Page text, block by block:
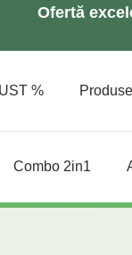
Ofertă
% Produse
Combo 2in1